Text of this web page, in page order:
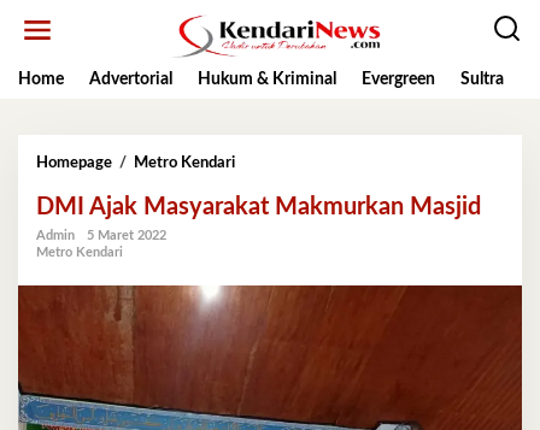
Home
Advertorial Hukum & Kriminal Evergreen Sultra
Homepage / Metro KendariDMI
Masyarakat
DMI Ajak Masyarakat Makmurkan Masjid
Admin
5 Maret 2022
Metro Kendari